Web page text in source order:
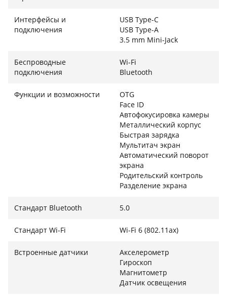
находится в движении. Благодаря
энергоэффективной платформе и оптимизации
часов на одном заряде, что покрывает
полноценный рабочий день с запасом на вечерний
позволяет восстановить энергию до 80% всего за
один час, что критично важно во время коротких
перерывов между встречами. Это идеальное
решение для командировок и динамичной работы,
где вы не хотите зависеть от наличия розетки.
Мощность полноценного ноутбука в формате
ультралегкого планшета делает эту модель лучшим
выбором для современного бизнес-пользователя.
Интерфейсы и
подключения
USB Type-C
USB Type-A
3.5 mm Mini-Jack
Беспроводные
подключения
Wi-Fi
Bluetooth
Функции и возможности
OTG
Face ID
Автофокусировка камеры
Металлический корпус
Быстрая зарядка
Мультитач экран
Автоматический поворот
экрана
Родительский контроль
Разделение экрана
Стандарт Bluetooth 5.0
Стандарт Wi-Fi Wi-Fi 6 (802.11ax)
Встроенные датчики
Акселерометр
Гироскоп
Магнитометр
Датчик освещения